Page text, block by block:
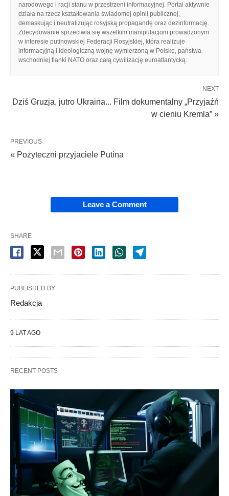
narodowego i racji stanu w przestrzeni informacyjnej. Portal aktywnie
działa na rzecz kształtowania świadomej opinii publicznej,
demaskując i neutralizując rosyjską propagandę oraz dezinformację.
Zdecydowanie sprzeciwia się wszelkim manipulacjom prowadzonym
w interesie putinowskiej Federacji Rosyjskiej, która realizuje
informacyjną i ideologiczną wojnę wymierzoną w Polskę, państwa
wschodniej flanki NATO oraz całą cywilizację euroatlantycką.
NEXT
Dziś Gruzja, jutro Ukraina... Film dokumentalny „Przyjaźń
w cieniu Kremla” »
PREVIOUS
« Pożyteczni przyjaciele Putina
Leave a Comment
SHARE
PUBLISHED BY
Redakcja
9 LAT AGO
RECENT POSTS